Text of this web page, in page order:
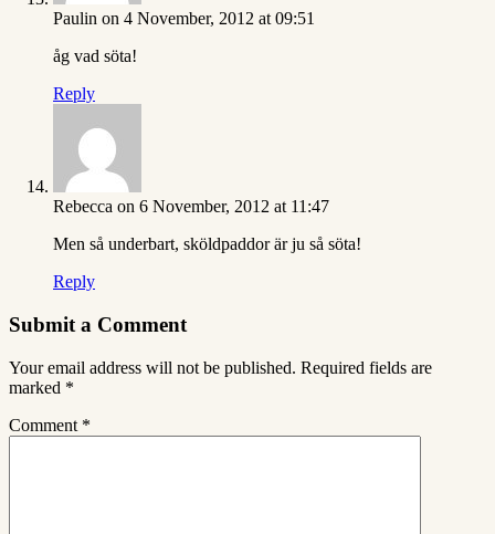
Paulin on 4 November, 2012 at 09:51
åg vad söta!
Reply
Rebecca on 6 November, 2012 at 11:47
Men så underbart, sköldpaddor är ju så söta!
Reply
Submit a Comment
Your email address will not be published. Required fields are
marked *
Comment *